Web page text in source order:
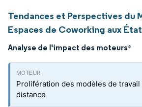
Tendances et Perspectives du
Espaces de Coworking aux
Analyse de l'impact des moteurs*
Prolifération des modèles de
distance